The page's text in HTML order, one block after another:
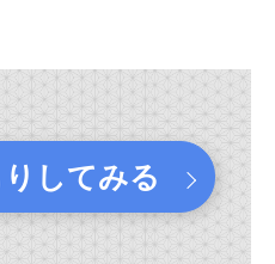
してみる